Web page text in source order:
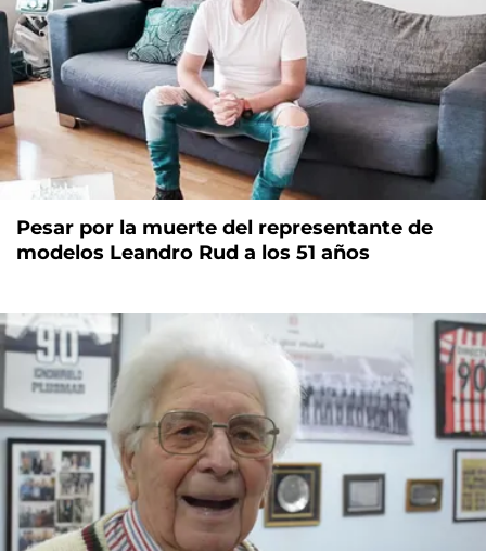
Pesar por la muerte del representante de
modelos Leandro Rud a los 51 años